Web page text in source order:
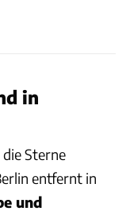
in
Sterne
entfernt in
und